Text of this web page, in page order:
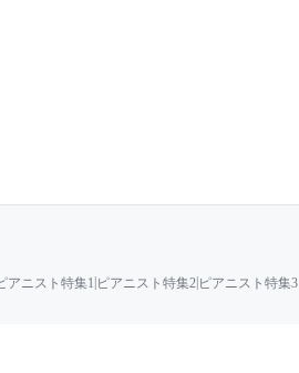
アニスト特集1 ピアニスト特集2 ピアニスト特集3